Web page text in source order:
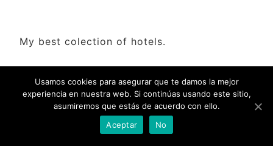
My best colection of hotels.
Usamos cookies para asegurar que te damos la mejor
experiencia en nuestra web. Si continúas usando este sitio,
asumiremos que estás de acuerdo con ello.
Aceptar
No
Check Availability(Disponibilidad)